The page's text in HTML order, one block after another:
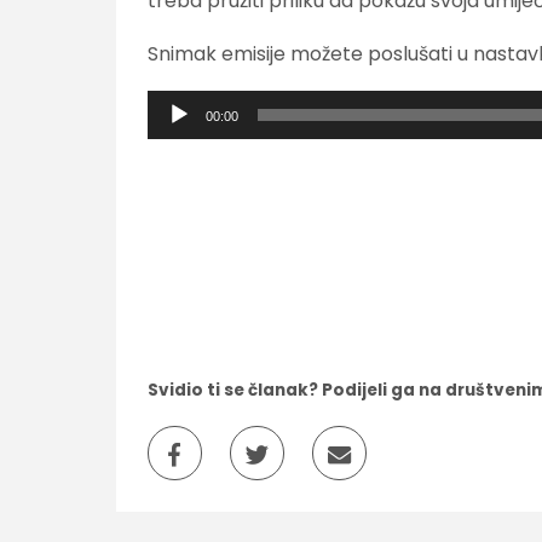
Snimak emisije možete poslušati u
Audio
Player
00:00
Svidio ti se članak? Podijeli ga na